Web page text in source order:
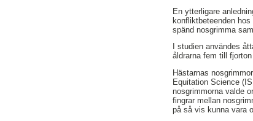
En ytterligare
konfliktbeteenden
spänd nosgrimma
I studien användes
åldrarna fem till
Hästarnas
Equitation Science
nosgrimmorna valde
fingrar mellan
på så vis kunna vara